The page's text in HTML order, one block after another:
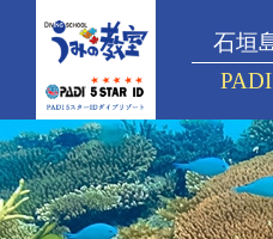
石垣